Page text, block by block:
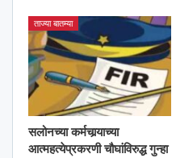
ताज्या बातम्या
सलोनच्या कर्मचार्‍याच्या
आत्महत्येप्रकरणी चौघांविरुद्ध गुन्हा